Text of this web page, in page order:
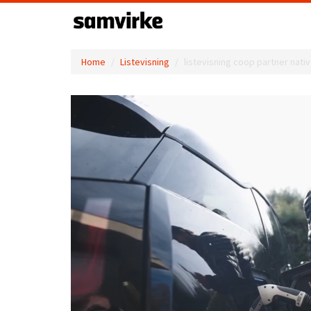
Home Listevisning listevisning coop partner